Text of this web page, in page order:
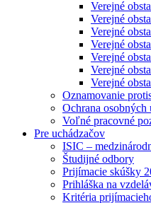
Verejné
Verejné
Verejné
Verejné
Verejné
Verejné
Verejné
Oznamovanie
Ochrana osobných
Voľné pracovné
Pre uchádzačov
ISIC –
Študijné odbory
Prijímacie skúšky
Prihláška na
Kritéria